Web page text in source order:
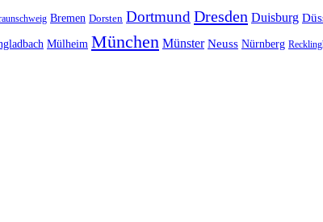
Bremen Dorsten DortmundDresden Duisburg
Mülheim München Münster Neuss Nürnberg